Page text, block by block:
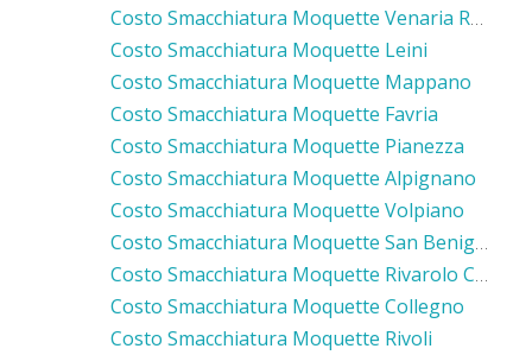
Costo Smacchiatura Moquette Venaria Reale
Costo Smacchiatura Moquette Leini
Costo Smacchiatura Moquette Mappano
Costo Smacchiatura Moquette Favria
Costo Smacchiatura Moquette Pianezza
Costo Smacchiatura Moquette Alpignano
Costo Smacchiatura Moquette Volpiano
Costo Smacchiatura Moquette San Benigno Canavese
Costo Smacchiatura Moquette Rivarolo Canavese
Costo Smacchiatura Moquette Collegno
Costo Smacchiatura Moquette Rivoli